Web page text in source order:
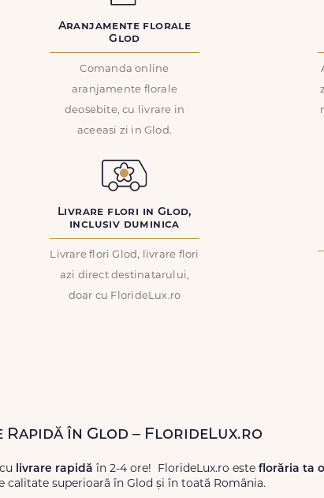
Aranjamente florale
Glod
Comanda online
aranjamente florale
deosebite, cu livrare in
aceeasi zi in Glod.
Livrare flori in Glod,
inclusiv duminica
Livrare flori Glod, livrare flori
azi direct destinatarului,
doar cu FlorideLux.ro
în Glod – FlorideLux.ro
livrare rapidă în 2-4 ore! FlorideLux.ro este florăria ta
calitate superioară în Glod și în toată România.